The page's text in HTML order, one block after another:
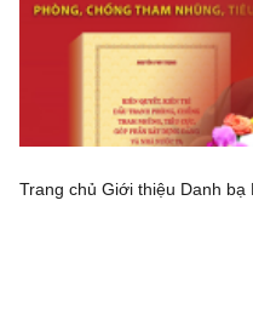
Trang chủ Giới thiệu Danh bạ